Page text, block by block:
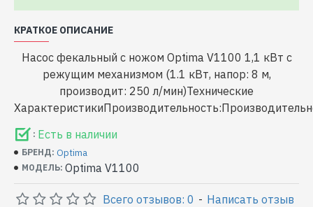
КРАТКОЕ ОПИСАНИЕ
Насос фекальный с ножом Optima V1100 1,1 кВт с
режущим механизмом (1.1 кВт, напор: 8 м,
производит: 250 л/мин)Технические
: Есть в наличии
БРЕНД: Optima
МОДЕЛЬ: Optima V1100
Всего отзывов: 0 - Написать отзыв